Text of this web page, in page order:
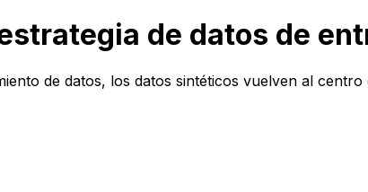
de datos de
de datos, los datos sintéticos vuelven al